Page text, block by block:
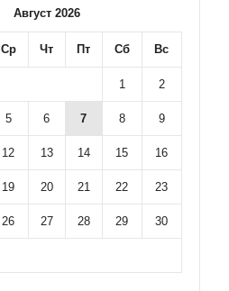
Август 2026
Ср Чт Пт Сб Вс
1 2
5 6 7 8 9
12 13 14 15 16
19 20 21 22 23
26 27 28 29 30